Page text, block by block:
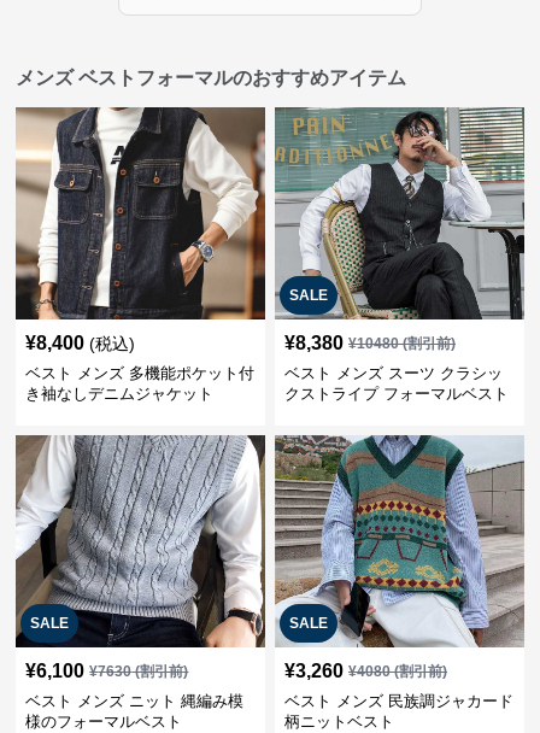
メンズ ベストフォーマルのおすすめアイテム
¥8,400 (税込)
ベスト メンズ 多機能ポケット付
き袖なしデニムジャケット
SALE
¥8,380 ¥10480(割引前)
ベスト メンズ スーツ クラシッ
クストライプ フォーマルベスト
SALE
¥6,100 ¥7630(割引前)
ベスト メンズ ニット 縄編み模
様のフォーマルベスト
SALE
¥3,260 ¥4080(割引前)
ベスト メンズ 民族調ジャカード
柄ニットベスト